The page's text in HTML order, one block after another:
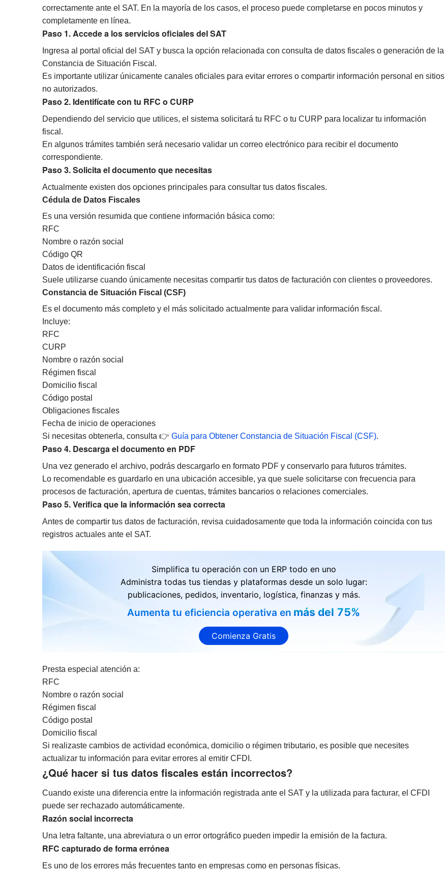
correctamente ante el SAT. En la mayoría de los casos, el proceso puede completarse en pocos minutos y
completamente en línea.
Paso 1. Accede a los servicios oficiales del SAT
Ingresa al portal oficial del SAT y busca la opción relacionada con consulta de datos fiscales o generación de la
Constancia de Situación Fiscal.
Es importante utilizar únicamente canales oficiales para evitar errores o compartir información personal en sitios
no autorizados.
Paso 2. Identifícate con tu RFC o CURP
Dependiendo del servicio que utilices, el sistema solicitará tu RFC o tu CURP para localizar tu información
fiscal.
En algunos trámites también será necesario validar un correo electrónico para recibir el documento
correspondiente.
Paso 3. Solicita el documento que necesitas
Actualmente existen dos opciones principales para consultar tus datos fiscales.
Cédula de Datos Fiscales
Es una versión resumida que contiene información básica como:
RFC
Nombre o razón social
Código QR
Datos de identificación fiscal
Suele utilizarse cuando únicamente necesitas compartir tus datos de facturación con clientes o proveedores.
Constancia de Situación Fiscal (CSF)
Es el documento más completo y el más solicitado actualmente para validar información fiscal.
Incluye:
RFC
CURP
Nombre o razón social
Régimen fiscal
Domicilio fiscal
Código postal
Obligaciones fiscales
Fecha de inicio de operaciones
Si necesitas obtenerla, consulta 👉 Guía para Obtener Constancia de Situación Fiscal (CSF).
Paso 4. Descarga el documento en PDF
Una vez generado el archivo, podrás descargarlo en formato PDF y conservarlo para futuros trámites.
Lo recomendable es guardarlo en una ubicación accesible, ya que suele solicitarse con frecuencia para
procesos de facturación, apertura de cuentas, trámites bancarios o relaciones comerciales.
Paso 5. Verifica que la información sea correcta
Antes de compartir tus datos de facturación, revisa cuidadosamente que toda la información coincida con tus
registros actuales ante el SAT.
Simplifica tu operación con un ERP todo en uno
Administra todas tus tiendas y plataformas desde un solo lugar:
publicaciones, pedidos, inventario, logística, finanzas y más.
Aumenta tu eficiencia operativa en más del 75%
Comienza Gratis
Presta especial atención a:
RFC
Nombre o razón social
Régimen fiscal
Código postal
Domicilio fiscal
Si realizaste cambios de actividad económica, domicilio o régimen tributario, es posible que necesites
actualizar tu información para evitar errores al emitir CFDI.
¿Qué hacer si tus datos fiscales están incorrectos?
Cuando existe una diferencia entre la información registrada ante el SAT y la utilizada para facturar, el CFDI
puede ser rechazado automáticamente.
Razón social incorrecta
Una letra faltante, una abreviatura o un error ortográfico pueden impedir la emisión de la factura.
RFC capturado de forma errónea
Es uno de los errores más frecuentes tanto en empresas como en personas físicas.